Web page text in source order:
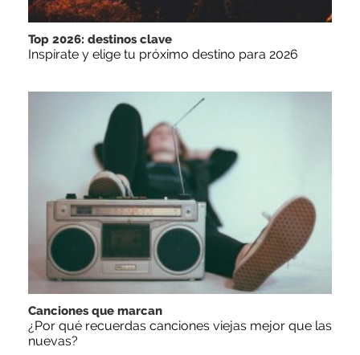
Top 2026: destinos clave
Inspírate y elige tu próximo destino para 2026
Canciones que marcan
¿Por qué recuerdas canciones viejas mejor que las
nuevas?